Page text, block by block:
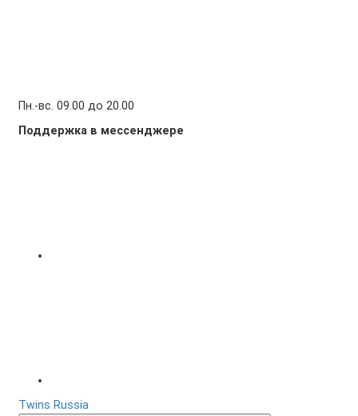
Пн.-вс. 09.00 до 20.00
Поддержка в мессенджере
Twins Russia